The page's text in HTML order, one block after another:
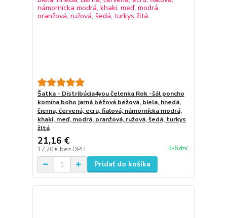
Šatka - Distribúcia4you čelenka Rok -šál poncho
komína boho jarná béžová béžová, biela, hnedá,
čierna, červená, ecru, fialová, námornícka modrá,
khaki, meď, modrá, oranžová, ružová, šedá, turkys
žltá
21,16 €
17,20 € bez DPH 3-6 dní
Pridať do košíka